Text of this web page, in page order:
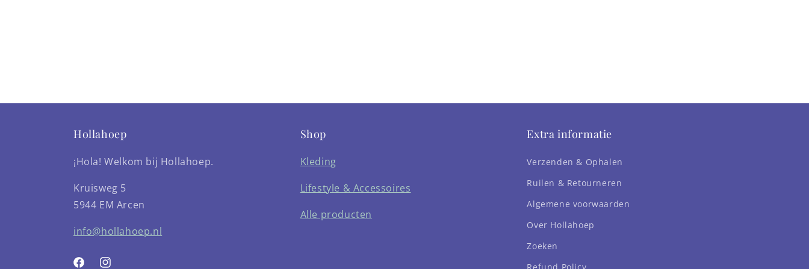
Hollahoep
¡Hola! Welkom bij Hollahoep.
Kruisweg 5
5944 EM Arcen
info@hollahoep.nl
Shop
Kleding
Lifestyle & Accessoires
Alle producten
Extra informatie
Verzenden & Ophalen
Ruilen & Retourneren
Algemene voorwaarden
Over Hollahoep
Zoeken